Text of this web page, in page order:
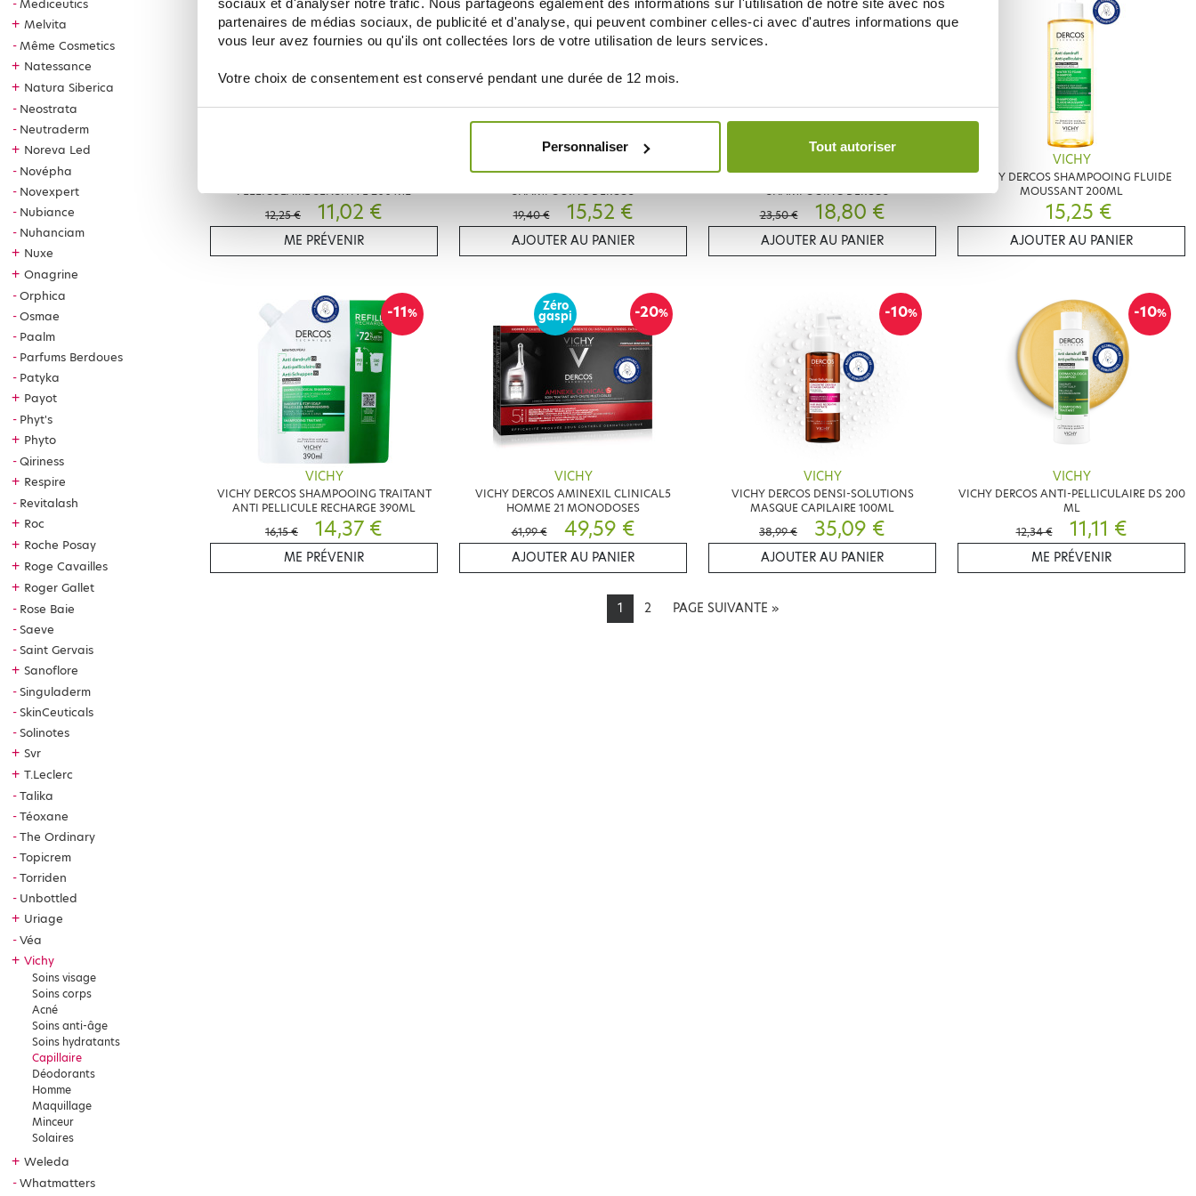
sociaux et d'analyser notre trafic. Nous partageons également des informations sur l'utilisation de notre site avec nos
partenaires de médias sociaux, de publicité et d'analyse, qui peuvent combiner celles-ci avec d'autres informations que
vous leur avez fournies ou qu'ils ont collectées lors de votre utilisation de leurs services.
Votre choix de consentement est conservé pendant une durée de 12 mois.
Personnaliser Tout autoriser
Mediceutics
+ Melvita
Même Cosmetics
+ Natessance
+ Natura Siberica
Neostrata
Neutraderm
+ Noreva Led
Novépha
Novexpert
Nubiance
Nuhanciam
+ Nuxe
+ Onagrine
Orphica
Osmae
Paalm
Parfums Berdoues
Patyka
+ Payot
Phyt's
+ Phyto
Qiriness
+ Respire
Revitalash
+ Roc
+ Roche Posay
+ Roge Cavailles
+ Roger Gallet
Rose Baie
Saeve
Saint Gervais
+ Sanoflore
Singuladerm
SkinCeuticals
Solinotes
+ Svr
+ T.Leclerc
Talika
Téoxane
The Ordinary
Topicrem
Torriden
Unbottled
+ Uriage
Véa
+ Vichy
Soins visage
Soins corps
Acné
Soins anti-âge
Soins hydratants
Capillaire
Déodorants
Homme
Maquillage
Minceur
Solaires
+ Weleda
Whatmatters
PELLICULAIRE SENSITIVE 200 ML
12,25 €
11,02 €
ME PRÉVENIR
VICHY HYDRA MAG C+ SOIN HYDRATANT +
SHAMPOOING DERCOS
19,40 €
15,52 €
AJOUTER AU PANIER
VICHY STRUCTURE FORCE SOIN ANTI AGE
+ SHAMPOOING DERCOS
23,50 €
18,80 €
AJOUTER AU PANIER
VICHY
VICHY DERCOS SHAMPOOING FLUIDE
MOUSSANT 200ML
15,25 €
AJOUTER AU PANIER
-11%
VICHY
VICHY DERCOS SHAMPOOING TRAITANT
ANTI PELLICULE RECHARGE 390ML
16,15 €
14,37 €
ME PRÉVENIR
-20%
Zéro
gaspi
VICHY
VICHY DERCOS AMINEXIL CLINICAL5
HOMME 21 MONODOSES
61,99 €
49,59 €
AJOUTER AU PANIER
-10%
VICHY
VICHY DERCOS DENSI-SOLUTIONS
MASQUE CAPILAIRE 100ML
38,99 €
35,09 €
AJOUTER AU PANIER
-10%
VICHY
VICHY DERCOS ANTI-PELLICULAIRE DS 200
ML
12,34 €
11,11 €
ME PRÉVENIR
1 2 PAGE SUIVANTE »